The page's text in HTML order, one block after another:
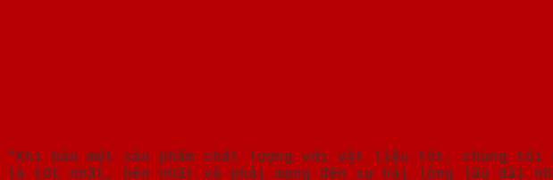
"Khi bán một sản phẩm chất lượng với vật liệu tốt, chúng tôi
là tốt nhất, bền nhất và phải mang đến sự hài lòng lâu dài